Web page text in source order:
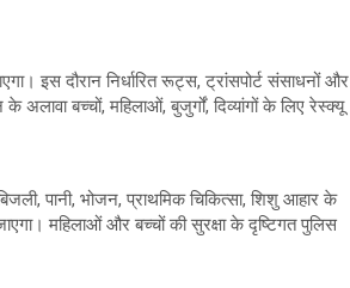
इस दौरान निर्धारित रूट्स, ट्रांसपोर्ट संसाधनों और
के अलावा बच्चों, महिलाओं, बुजुर्गों, दिव्यांगों के लिए रेस्क्यू
पानी, भोजन, प्राथमिक चिकित्सा, शिशु आहार के
महिलाओं और बच्चों की सुरक्षा के दृष्टिगत पुलिस